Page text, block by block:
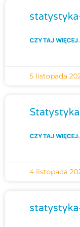
CZYTAJ
5 listopada
CZYTAJ
4 listopada